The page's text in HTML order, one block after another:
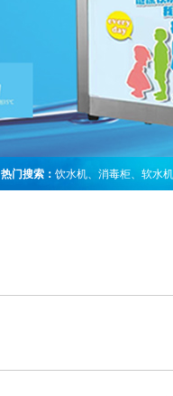
热门搜索： 饮水机、 消毒柜、 软水机